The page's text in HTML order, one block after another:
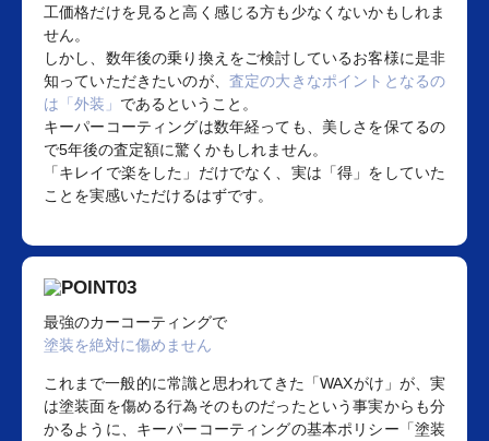
工価格だけを見ると高く感じる方も少なくないかもしれま
せん。
しかし、数年後の乗り換えをご検討しているお客様に是非
知っていただきたいのが、 査定の大きなポイントとなるの
は「外装」 であるということ。
キーパーコーティングは数年経っても、美しさを保てるの
で5年後の査定額に驚くかもしれません。
「キレイで楽をした」だけでなく、実は「得」をしていた
ことを実感いただけるはずです。
最強のカーコーティングで
塗装を絶対に傷めません
これまで一般的に常識と思われてきた「WAXがけ」が、実
は塗装面を傷める行為そのものだったという事実からも分
かるように、キーパーコーティングの基本ポリシー「塗装